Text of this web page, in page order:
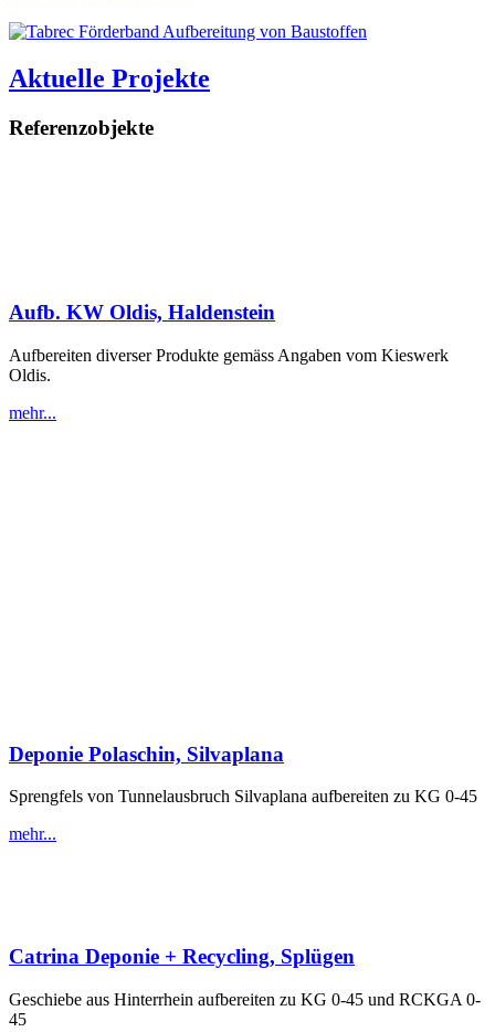
Aktuelle Projekte
Referenzobjekte
Aufb. KW Oldis, Haldenstein
Aufbereiten diverser Produkte gemäss Angaben vom Kieswerk
Oldis.
mehr...
Deponie Polaschin, Silvaplana
Sprengfels von Tunnelausbruch Silvaplana aufbereiten zu KG 0-45
mehr...
Catrina Deponie + Recycling, Splügen
Geschiebe aus Hinterrhein aufbereiten zu KG 0-45 und RCKGA 0-
45